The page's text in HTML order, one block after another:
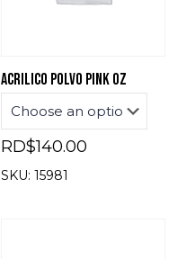
Acrilico polvo pink oz
RD$140.00
SKU: 15981